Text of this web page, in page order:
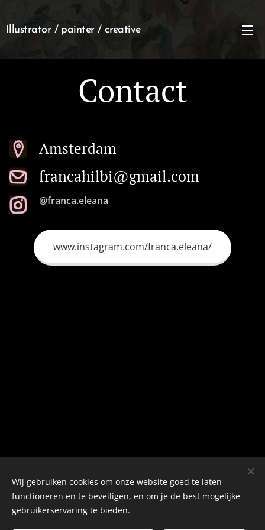
Illustrator / painter / creative
Contact
Amsterdam
francahilbi@gmail.com
@franca.eleana
www.instagram.com/franca.eleana/
Wij gebruiken cookies om onze website goed te laten
functioneren en te beveiligen, en om je de best mogelijke
gebruikerservaring te bieden.